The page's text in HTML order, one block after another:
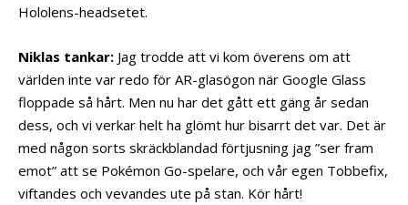
Hololens-headsetet.
Niklas tankar: Jag trodde att vi kom överens om att
världen inte var redo för AR-glasögon när Google Glass
floppade så hårt. Men nu har det gått ett gäng år sedan
dess, och vi verkar helt ha glömt hur bisarrt det var. Det är
med någon sorts skräckblandad förtjusning jag ”ser fram
emot” att se Pokémon Go-spelare, och vår egen Tobbefix,
viftandes och vevandes ute på stan. Kör hårt!